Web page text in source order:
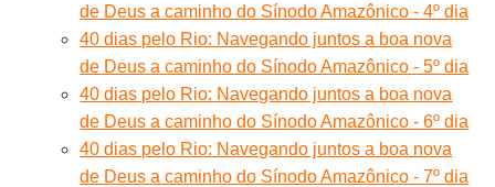
de Deus a caminho do Sínodo Amazônico - 4º dia
40 dias pelo Rio: Navegando juntos a boa nova
de Deus a caminho do Sínodo Amazônico - 5º dia
40 dias pelo Rio: Navegando juntos a boa nova
de Deus a caminho do Sínodo Amazônico - 6º dia
40 dias pelo Rio: Navegando juntos a boa nova
de Deus a caminho do Sínodo Amazônico - 7º dia